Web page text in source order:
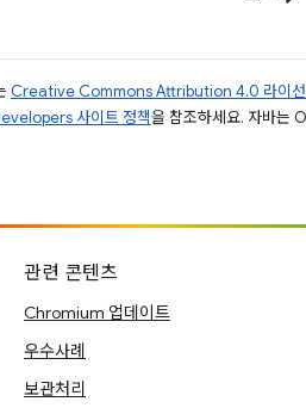
Creative Commons Attribution 4.0 라이
사이트 정책을 참조하세요. 자바는
관련 콘텐츠
Chromium 업데이트
우수사례
보관처리